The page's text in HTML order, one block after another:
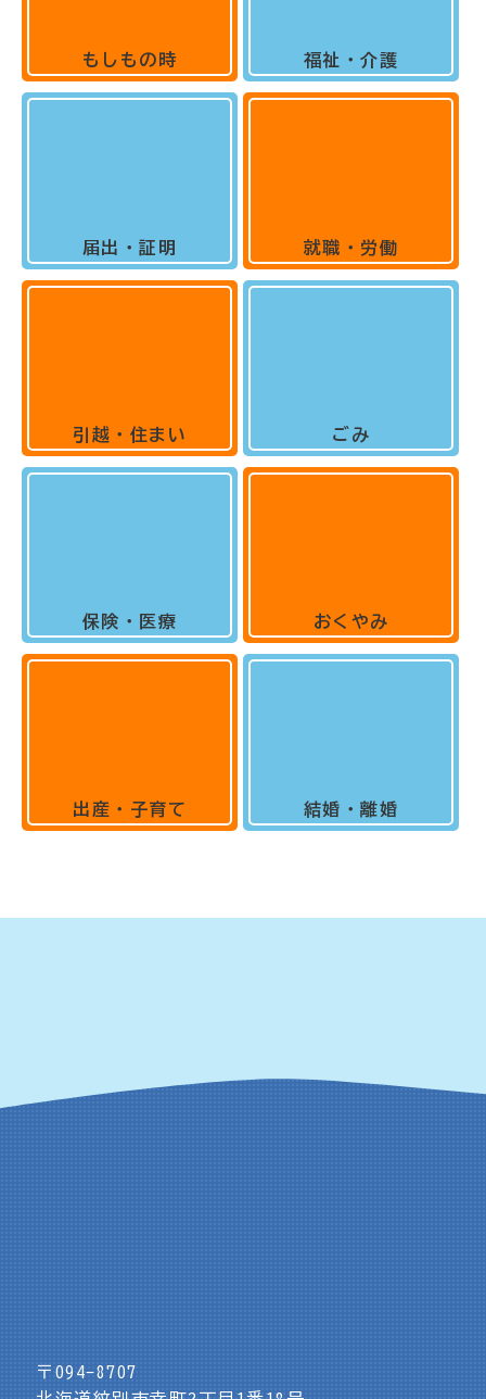
もしもの時
届出・証明
引越・住まい
保険・医療
出産・子育て
福祉・介護
就職・労働
ごみ
おくやみ
結婚・離婚
〒094-8707